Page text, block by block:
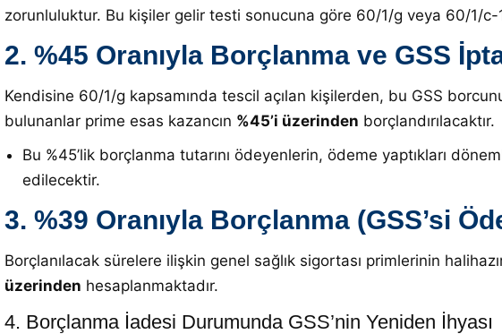
zorunluluktur. Bu kişiler gelir testi sonucuna göre 60/1/g veya 60/1/
2. %45 Oranıyla Borçlanma ve GSS
Kendisine 60/1/g kapsamında tescil açılan kişilerden, bu GSS
bulunanlar prime esas kazancın %45’i üzerinden borçlandırılacaktır.
Bu %45’lik borçlanma tutarını ödeyenlerin, ödeme yaptıkları
edilecektir.
3. %39 Oranıyla Borçlanma (GSS’si
Borçlanılacak sürelere ilişkin genel sağlık sigortası primlerinin
üzerinden hesaplanmaktadır.
4. Borçlanma İadesi Durumunda GSS’nin Yeniden İhyası